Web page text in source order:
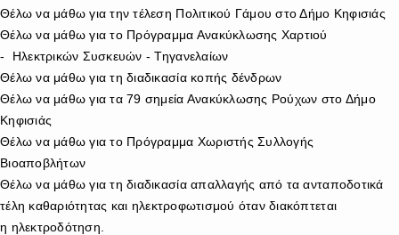
Θέλω να μάθω για την τέλεση Πολιτικού Γάμου στο Δήμο Κηφισιάς
Θέλω να μάθω για το Πρόγραμμα Ανακύκλωσης Χαρτιού
- Ηλεκτρικών Συσκευών - Τηγανελαίων
Θέλω να μάθω για τη διαδικασία κοπής δένδρων
Θέλω να μάθω για τα 79 σημεία Ανακύκλωσης Ρούχων στο Δήμο
Κηφισιάς
Θέλω να μάθω για το Πρόγραμμα Χωριστής Συλλογής
Βιοαποβλήτων
Θέλω να μάθω για τη διαδικασία απαλλαγής από τα ανταποδοτικά
τέλη καθαριότητας και ηλεκτροφωτισμού όταν διακόπτεται
η ηλεκτροδότηση.